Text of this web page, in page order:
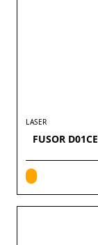
LASER
FUSOR